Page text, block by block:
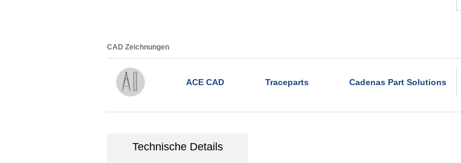
CAD Zeichnungen
ACE CAD Traceparts Cadenas Part Solutions
Technische Details